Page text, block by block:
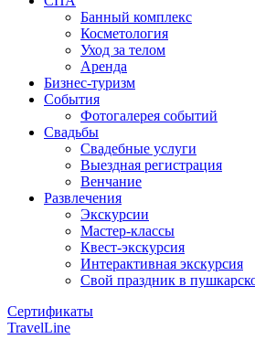
Банный комплекс
Косметология
Уход за телом
Аренда
Бизнес-туризм
События
Фотогалерея событий
Свадьбы
Свадебные услуги
Выездная регистрация
Венчание
Развлечения
Экскурсии
Мастер-классы
Квест-экскурсия
Интерактивная экскурсия
Свой праздник в
Сертификаты
TravelLine